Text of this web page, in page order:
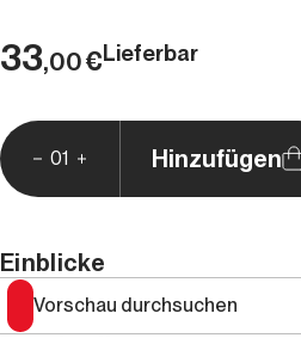
33,00€Lieferbar
01 Hinzufügen
Einblicke
Vorschau durchsuchen